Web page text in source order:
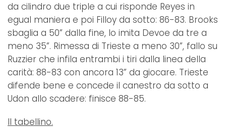
da cilindro due triple a cui risponde Reyes in
egual maniera e poi Filloy da sotto: 86-83. Brooks
sbaglia a 50” dalla fine, lo imita Devoe da tre a
meno 35”. Rimessa di Trieste a meno 30”, fallo su
Ruzzier che infila entrambi i tiri dalla linea della
carità: 88-83 con ancora 13” da giocare. Trieste
difende bene e concede il canestro da sotto a
Udon allo scadere: finisce 88-85.
Il tabellino.